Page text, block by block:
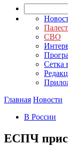
СВО
Сетка
Главная Новости
В России
ЕСПЧ